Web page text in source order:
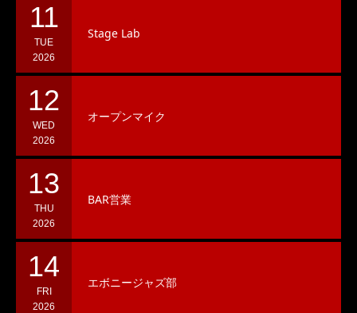
11
TUE
2026
Stage Lab
12
WED
2026
オープンマイク
13
THU
2026
BAR営業
14
FRI
2026
エボニージャズ部